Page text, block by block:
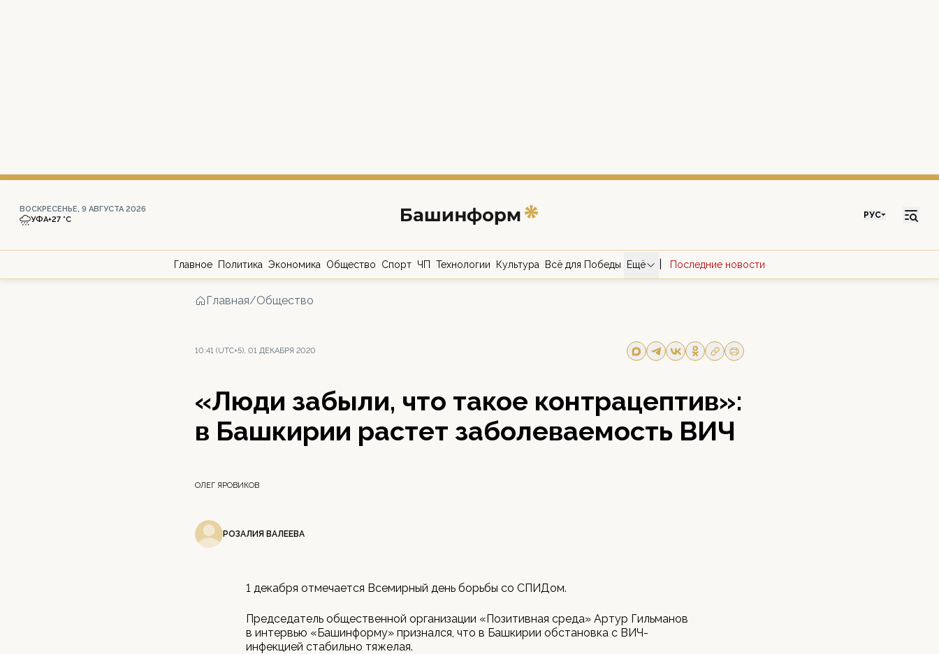
ВОСКРЕСЕНЬЕ, 9 АВГУСТА 2026
УФА+27 °С РУС
Главное Политика Экономика Общество Спорт ЧП Технологии Культура Всё для Победы Ещё Последние новости
Главная/Общество
10:41 (UTC+5), 01 ДЕКАБРЯ 2020
«Люди забыли, что такое контрацептив»:
в Башкирии растет заболеваемость ВИЧ
ОЛЕГ ЯРОВИКОВ
РОЗАЛИЯ ВАЛЕЕВА
1 декабря отмечается Всемирный день борьбы со СПИДом.
Председатель общественной организации «Позитивная среда» Артур Гильманов
в интервью «Башинформу» признался, что в Башкирии обстановка с ВИЧ-
инфекцией стабильно тяжелая.